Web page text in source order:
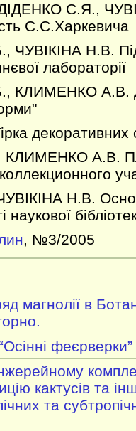
С.Я.,
С.С.Харкевича
Н.В.
лабораторії
КЛИМЕНКО А.В.
декоративних
А.В.
Н.В.
наукової
, №3/2005
магнолії в
феєрверки”
кактусів та
та